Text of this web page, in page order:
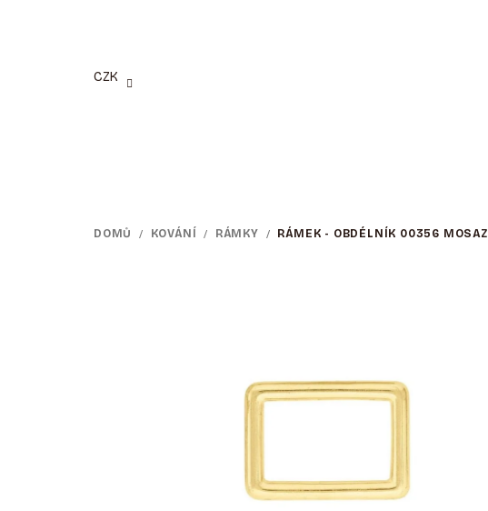
CZK
DOMŮ / KOVÁNÍ / RÁMKY / RÁMEK - OBDÉLNÍK 00356 MOSAZ